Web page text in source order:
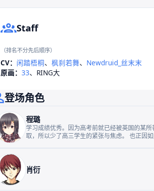
Staff
（排名不分先后顺序）
CV： 闲踏梧桐、 枫刹若舞、 Newdruid_丝末末
原画： 33、 RING大
登场角色
程璐
学习成绩优秀。因为高考前就已经被英国的某所
取，所以少了高三学生的紧张与焦虑。 也正因如此，她还能
顾。 有一颗天真无邪的心，心地善良到事情一出差错就会自
责的程度。同时是个天然呆，对待感情十分单纯。
肖衍